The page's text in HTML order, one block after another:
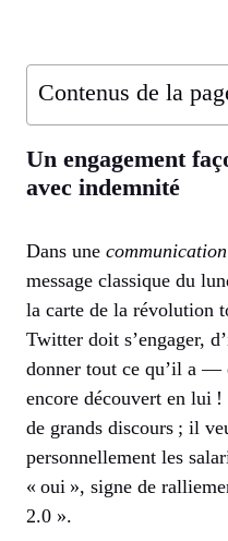
Contenus de la
Un engagement
avec indemnité
Dans une
message classique du
la carte de la révolution
Twitter doit s’engager,
donner tout ce qu’il a —
encore découvert en lui !
de grands discours ; il
personnellement les
« oui », signe de
2.0 ».